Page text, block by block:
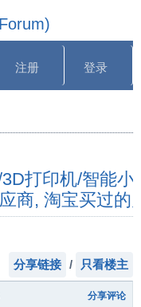
注册 登录
打印机/智能
商, 淘宝买过
分享链接 / 只看楼主
分享评论